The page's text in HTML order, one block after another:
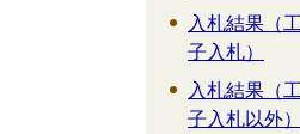
入札結果（
子入札）
入札結果（
子入札以外）